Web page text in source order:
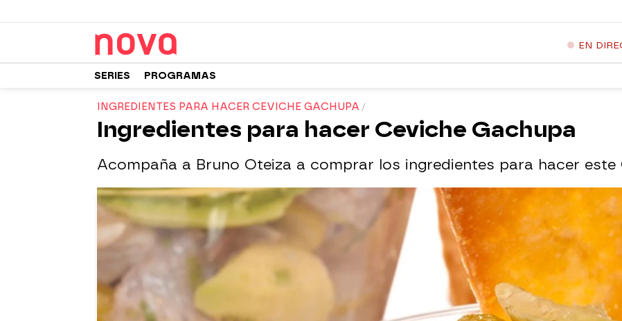
EN
SERIES PROGRAMAS
INGREDIENTES PARA HACER CEVICHE GACHUPA
Ingredientes para hacer Ceviche Gachupa
Acompaña a Bruno Oteiza a comprar los ingredientes para hacer este